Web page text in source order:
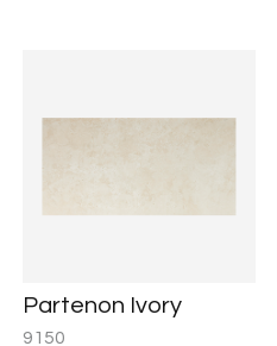
Partenon Ivory
9150